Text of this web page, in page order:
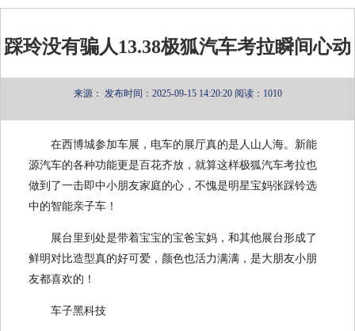
踩玲没有骗人13.38极狐汽车考拉瞬间心动
来源： 发布时间：2025-09-15 14:20:20 阅读：1010
在西博城参加车展，电车的展厅真的是人山人海。新能
源汽车的各种功能更是百花齐放，就算这样极狐汽车考拉也
做到了一击即中小朋友家庭的心，不愧是明星宝妈张踩铃选
中的智能亲子车！
展台里到处是带着宝宝的宝爸宝妈，和其他展台形成了
鲜明对比造型真的好可爱，颜色也活力满满，是大朋友小朋
友都喜欢的！
车子黑科技